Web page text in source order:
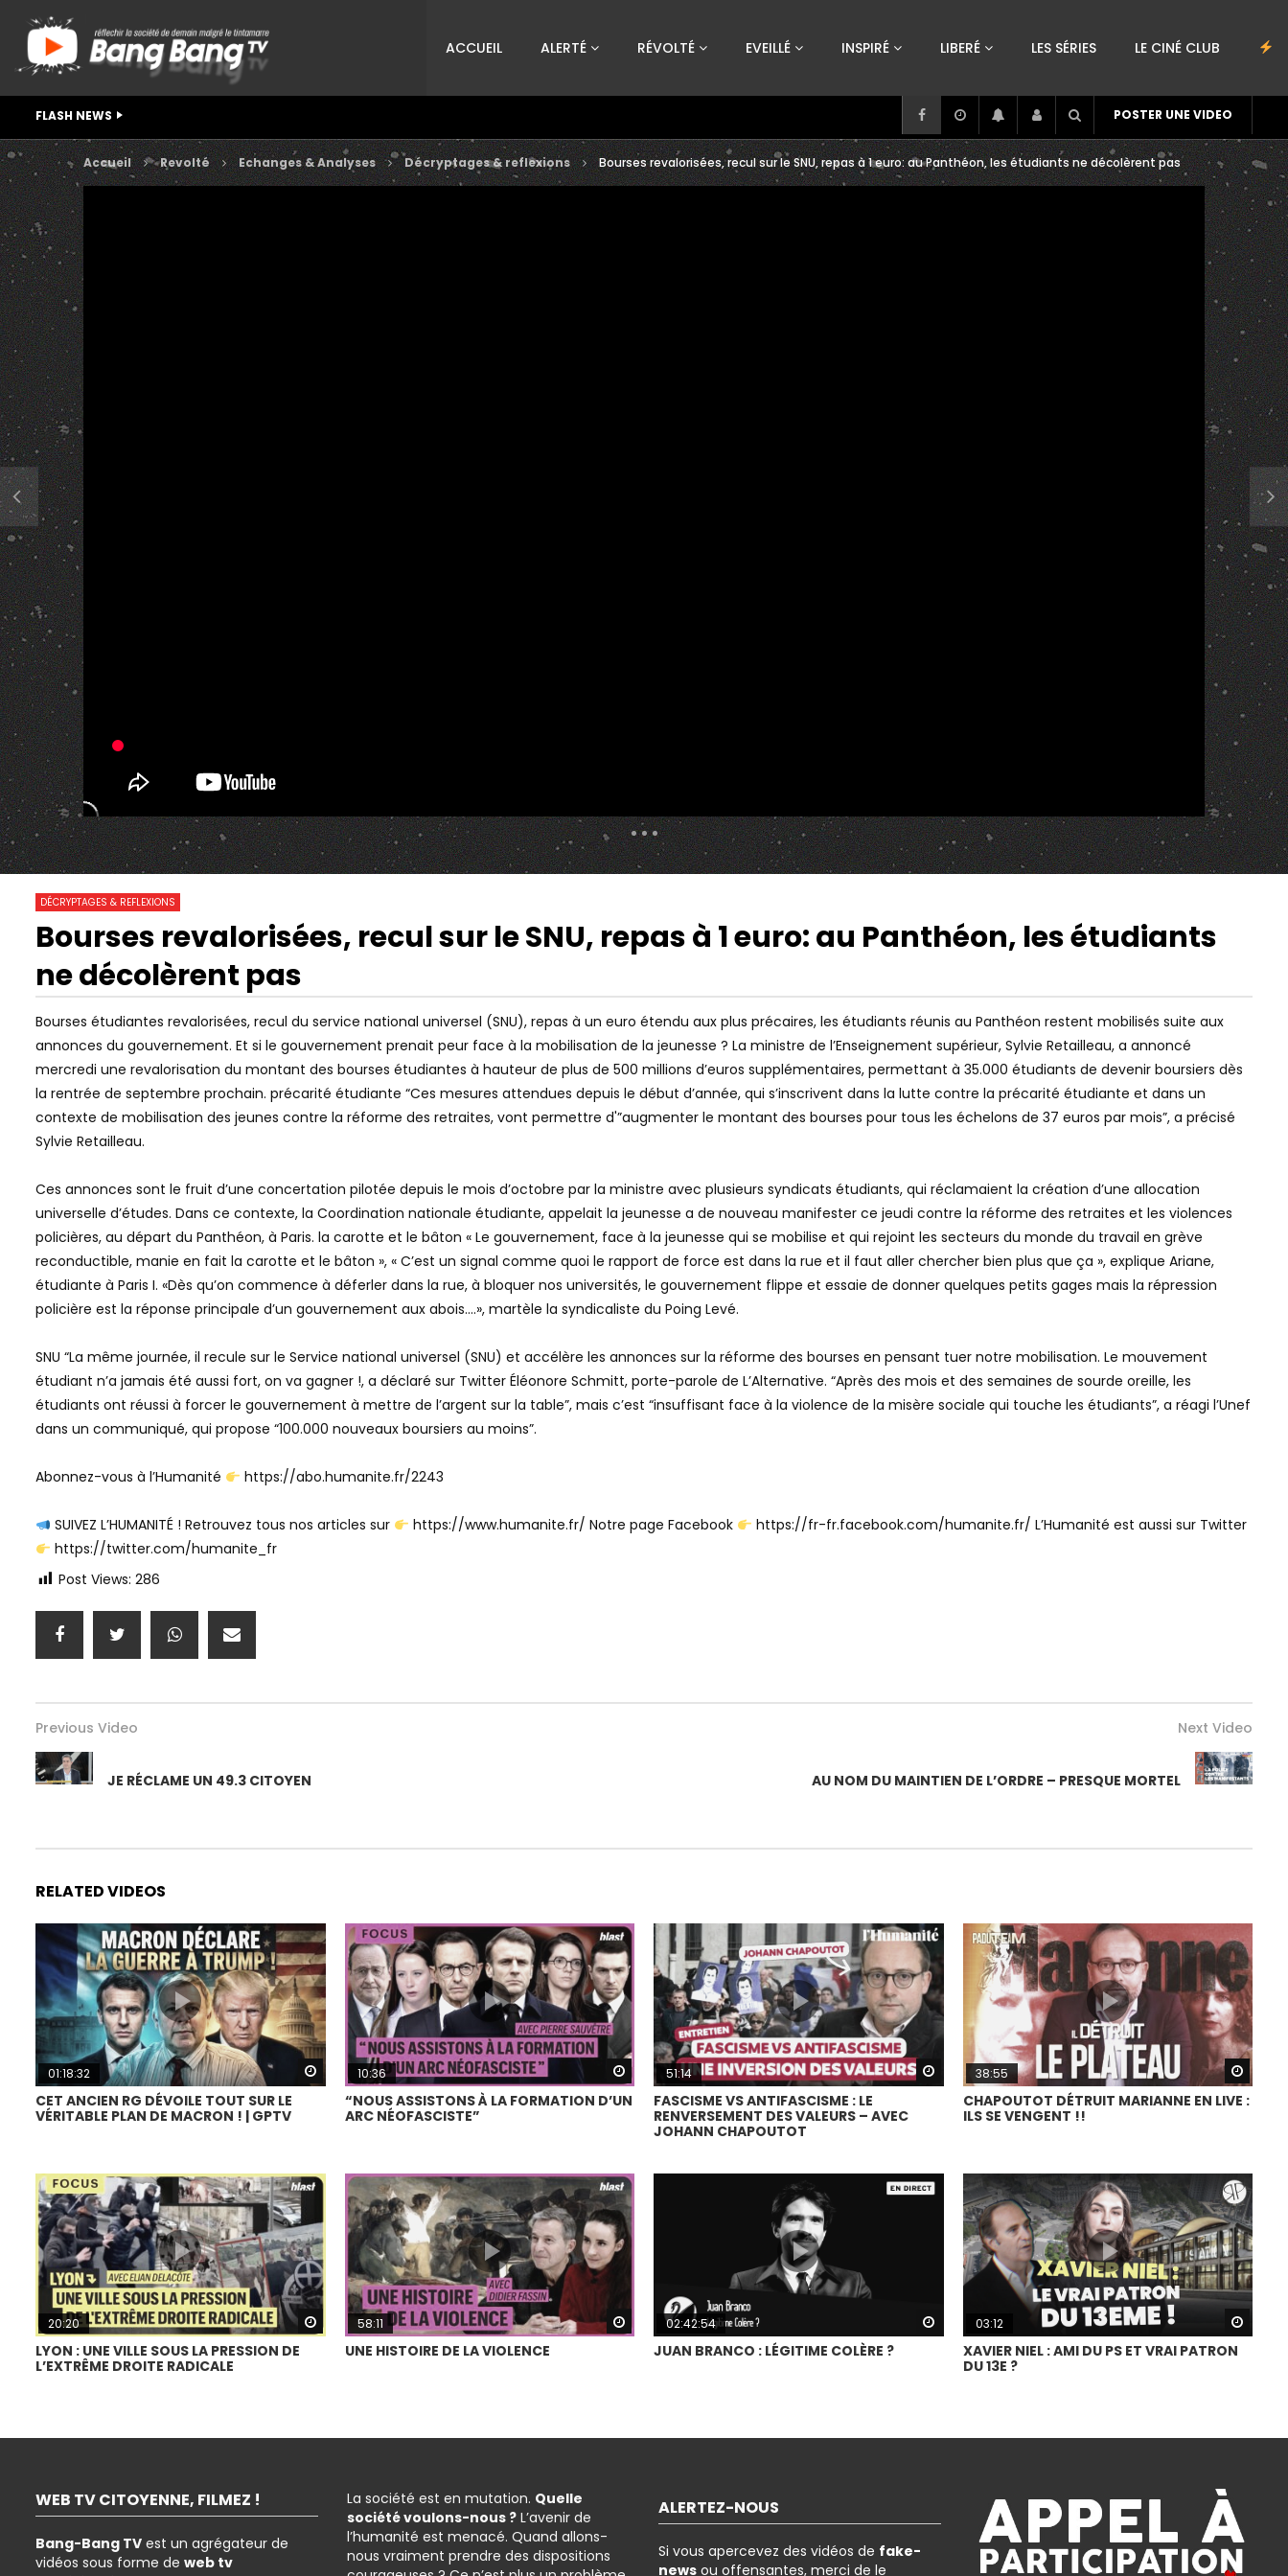
ACCUEIL ALERTÉ RÉVOLTÉ EVEILLÉ INSPIRÉ LIBERÉ LES SÉRIES LE CINÉ CLUB
FLASH NEWS POSTER UNE VIDEO
Accueil Revolté Echanges & Analyses Décryptages & reflexions Bourses revalorisées, recul sur le SNU, repas à 1 euro: au Panthéon, les étudiants ne décolèrent pas
286 Views
2 801 0
Report More Videos
Watch Later
01:18:32
CET ANCIEN RG DÉVOILE TOUT SUR
LE VÉRITABLE PLAN DE MACRON ! |
Watch Later
10:36
FORMATION D’UN ARC
Watch Later
51:14
RENVERSEMENT DES VALEURS –
Watch Later
38:55
EN LIVE : ILS SE VENGENT !!
20:20
DE L’EXTRÊME
DÉCRYPTAGES & REFLEXIONS
Bourses revalorisées, recul sur le SNU, repas à 1 euro: au Panthéon, les étudiants
ne décolèrent pas
Bourses étudiantes revalorisées, recul du service national universel (SNU), repas à un euro étendu aux plus précaires, les étudiants réunis au Panthéon restent mobilisés suite aux
annonces du gouvernement. Et si le gouvernement prenait peur face à la mobilisation de la jeunesse ? La ministre de l’Enseignement supérieur, Sylvie Retailleau, a annoncé
mercredi une revalorisation du montant des bourses étudiantes à hauteur de plus de 500 millions d’euros supplémentaires, permettant à 35.000 étudiants de devenir boursiers dès
la rentrée de septembre prochain. précarité étudiante “Ces mesures attendues depuis le début d’année, qui s’inscrivent dans la lutte contre la précarité étudiante et dans un
contexte de mobilisation des jeunes contre la réforme des retraites, vont permettre d'”augmenter le montant des bourses pour tous les échelons de 37 euros par mois”, a précisé
Sylvie Retailleau.
Ces annonces sont le fruit d’une concertation pilotée depuis le mois d’octobre par la ministre avec plusieurs syndicats étudiants, qui réclamaient la création d’une allocation
universelle d’études. Dans ce contexte, la Coordination nationale étudiante, appelait la jeunesse a de nouveau manifester ce jeudi contre la réforme des retraites et les violences
policières, au départ du Panthéon, à Paris. la carotte et le bâton « Le gouvernement, face à la jeunesse qui se mobilise et qui rejoint les secteurs du monde du travail en grève
reconductible, manie en fait la carotte et le bâton », « C’est un signal comme quoi le rapport de force est dans la rue et il faut aller chercher bien plus que ça », explique Ariane,
étudiante à Paris I. «Dès qu’on commence à déferler dans la rue, à bloquer nos universités, le gouvernement flippe et essaie de donner quelques petits gages mais la répression
policière est la réponse principale d’un gouvernement aux abois….», martèle la syndicaliste du Poing Levé.
SNU “La même journée, il recule sur le Service national universel (SNU) et accélère les annonces sur la réforme des bourses en pensant tuer notre mobilisation. Le mouvement
étudiant n’a jamais été aussi fort, on va gagner !, a déclaré sur Twitter Éléonore Schmitt, porte-parole de L’Alternative. “Après des mois et des semaines de sourde oreille, les
étudiants ont réussi à forcer le gouvernement à mettre de l’argent sur la table”, mais c’est “insuffisant face à la violence de la misère sociale qui touche les étudiants”, a réagi l’Unef
dans un communiqué, qui propose “100.000 nouveaux boursiers au moins”.
Abonnez-vous à l’Humanité https://abo.humanite.fr/2243
SUIVEZ L’HUMANITÉ ! Retrouvez tous nos articles sur https://www.humanite.fr/ Notre page Facebook
https://fr-fr.facebook.com/humanite.fr/ L’Humanité est aussi sur Twitter
https://twitter.com/humanite_fr
Post Views: 286
Previous Video
JE RÉCLAME UN 49.3 CITOYEN
Next Video
AU NOM DU MAINTIEN DE L’ORDRE – PRESQUE MORTEL
RELATED VIDEOS
Watch Later
01:18:32
CET ANCIEN RG DÉVOILE TOUT SUR LE
VÉRITABLE PLAN DE MACRON ! | GPTV
Watch Later
10:36
“NOUS ASSISTONS À LA FORMATION D’UN
ARC NÉOFASCISTE”
Watch Later
51:14
FASCISME VS ANTIFASCISME : LE
RENVERSEMENT DES VALEURS – AVEC
JOHANN CHAPOUTOT
38:55
CHAPOUTOT DÉTRUIT MARIANNE EN LIVE :
ILS SE VENGENT !!
Watch Later
20:20
LYON : UNE VILLE SOUS LA PRESSION DE
L’EXTRÊME DROITE RADICALE
Watch Later
58:11
UNE HISTOIRE DE LA VIOLENCE
Watch Later
02:42:54
JUAN BRANCO : LÉGITIME COLÈRE ?
03:12
XAVIER NIEL : AMI DU PS ET VRAI PATRON
DU 13E ?
WEB TV CITOYENNE, FILMEZ !
Bang-Bang TV est un agrégateur de
vidéos sous forme de web tv
La société est en mutation. Quelle
société voulons-nous ? L’avenir de
l’humanité est menacé. Quand allons-
nous vraiment prendre des dispositions
ALERTEZ-NOUS
Si vous apercevez des vidéos de fake-
news ou offensantes, merci de le
€